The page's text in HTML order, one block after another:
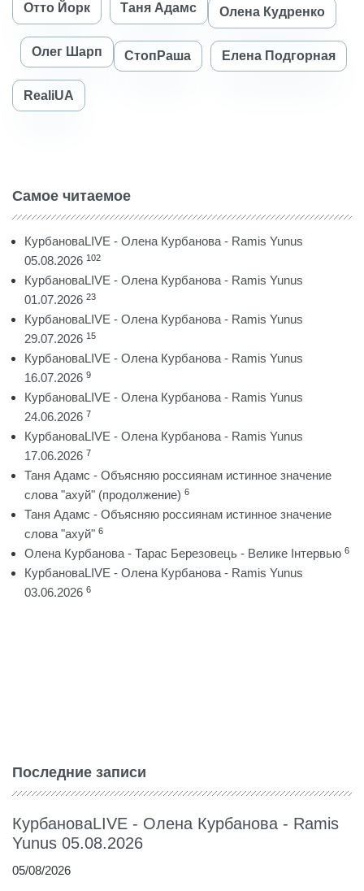
Отто Йорк Таня Адамс Олена Кудренко
Олег Шарп СтопРаша Елена Подгорная
RealiUA
Самое читаемое
КурбановаLIVE - Олена Курбанова - Ramis Yunus
05.08.2026 102
КурбановаLIVE - Олена Курбанова - Ramis Yunus
01.07.2026 23
КурбановаLIVE - Олена Курбанова - Ramis Yunus
29.07.2026 15
КурбановаLIVE - Олена Курбанова - Ramis Yunus
16.07.2026 9
КурбановаLIVE - Олена Курбанова - Ramis Yunus
24.06.2026 7
КурбановаLIVE - Олена Курбанова - Ramis Yunus
17.06.2026 7
Таня Адамс - Объясняю россиянам истинное значение
слова "ахуй" (продолжение) 6
Таня Адамс - Объясняю россиянам истинное значение
слова "ахуй" 6
Олена Курбанова - Тарас Березовець - Велике Інтервью 6
КурбановаLIVE - Олена Курбанова - Ramis Yunus
03.06.2026 6
Последние записи
КурбановаLIVE - Олена Курбанова - Ramis
Yunus 05.08.2026
05/08/2026